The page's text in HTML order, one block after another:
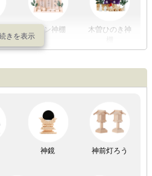
モダン神棚
木曽ひのき神
神鏡 神前灯ろう